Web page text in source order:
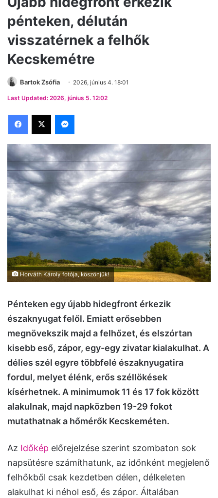
pénteken, délután
visszatérnek a felhők
Kecskemétre
Bartok Zsófia 2026, június 4. 18:01
Last Updated: 2026, június 5. 12:02
Facebook
X Messenger
Horváth Károly fotója, köszönjük!
Pénteken egy újabb hidegfront érkezik
északnyugat felől. Emiatt erősebben
megnövekszik majd a felhőzet, és elszórtan
kisebb eső, zápor, egy-egy zivatar kialakulhat. A
délies szél egyre többfelé északnyugatira
fordul, melyet élénk, erős széllökések
kísérhetnek. A minimumok 11 és 17 fok között
alakulnak, majd napközben 19-29 fokot
mutathatnak a hőmérők Kecskeméten.
Az Időkép előrejelzése szerint szombaton sok
napsütésre számíthatunk, az időnként megjelenő
felhőkből csak kezdetben délen, délkeleten
alakulhat ki néhol eső, és zápor. Általában